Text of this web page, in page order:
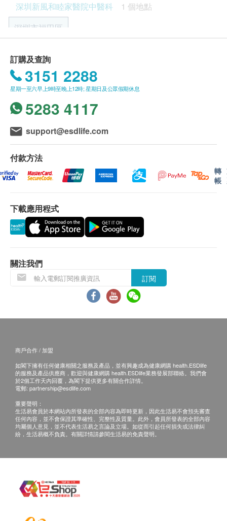
和睦家醫療集團擁有26年歷史且擁有港資背景，由香港
管理層投資運營。集團在大灣區內廣州、深圳、香港分
別設有醫院和診所。深圳新風和睦家位於深圳福田區的
綜合性醫院，亦被香港特區政府納入長者醫療券試點計
劃。
口腔科、眼科、外科、骨科、內科、婦科及耳鼻喉科9
套餐和以成本價結算的藥品，醫院聘請全國知名的醫
生、香港醫生與護士和優秀的外籍醫生為客戶提供綜合
提前預約後即可到院就診。
體檢報告：
健康管理評估後，醫生將根據您的健康狀況給予詳細的
醫生不會講廣東話，亦會有其他醫護人員提供翻譯服
務。
客戶必須於預約當天出示身份證及訂購確認信以確認身
份。
訂購之身體檢查計劃或疫苗計劃有效期6個月，客戶必
須於6個月內 (由確認付款日期起計) 接受有關檢查，逾
訂購一經確認，不設退款。
進行身體檢查後，一般情況下，可於10個工作天內發出
身體檢查報告。
報告獲取方式：電子報告（關注深圳新風和睦家醫院小
程式獲取或發送至您的郵箱）；如需要紙質報告可以線
體檢報告講解注意事項：報告講解一般是由體檢前進行
問診的醫生負責。需要英文講解報告的客人，請在一開
始預約時提出需求，以便深圳新風和睦家安排到合適需
要的醫生跟進。
體檢套餐條款：
因就診時間的限制，通常健康管理評估在當天上午進行
完畢。如有必要的額外評估或專家問診可能需要另外安
評估套餐內未被使用的評估專案，不可折扣或退款。
腸胃鏡套餐條款：
的情況，為了您的健康，醫生通常將直接進行處理，產
生的內鏡下操作及使用器械費用不包含在此套餐中，須
另行結算。
無痛胃腸鏡採用監測麻醉，建議親屬或者朋友陪護。
購買套餐服務後，因個人原因未使用的服務或檢查項目
不作折扣扣或退款，亦不可更換為其他服務專案。
不可與會員優惠、商會優惠等其他優惠同享。
如果商戶頁面與體檢計劃頁面的繁體中文、簡體中文、
英文三個版本有任何抵觸或不相符之處，應以繁體中文
深圳新風和睦家醫院中醫科
1 個地點
深圳市福田區
深圳市福田區福強路4012號
營業時間：星期一至星期日上午8:30-12:00
內地公眾假期休息
訂購及查詢
3151 2288
星期一至六早上9時至晚上12時; 星期日及公眾假期休息
5283 4117
support@esdlife.com
付款方法
轉
帳
下載應用程式
關注我們
訂閱
商戶合作 / 加盟
如閣下擁有任何健康相關之服務及產品，並有興趣成為健康網購 health.ESDlife
的服務及產品供應商，歡迎與健康網購 health.ESDlife業務發展部聯絡。我們會
於2個工作天內回覆，為閣下提供更多有關合作詳情。
電郵: partnership@esdlife.com
重要聲明：
生活易會員於本網站內所發表的全部內容為即時更新，因此生活易不會預先審查
任何內容，並不會保證其準確性、完整性及質量。此外，會員所發表的全部內容
均屬個人意見，並不代表生活易之言論及立場。如從而引起任何損失或法律糾
紛，生活易概不負責。有關詳情請參閱生活易的免責聲明。